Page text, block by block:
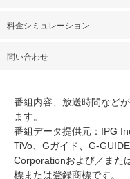
料金シミュレーション
問い合わせ
番組内容、放送時間など
ます。
番組データ提供元：IPG
TiVo、Gガイド、G-
Corporationおよび／また
標または登録商標です。